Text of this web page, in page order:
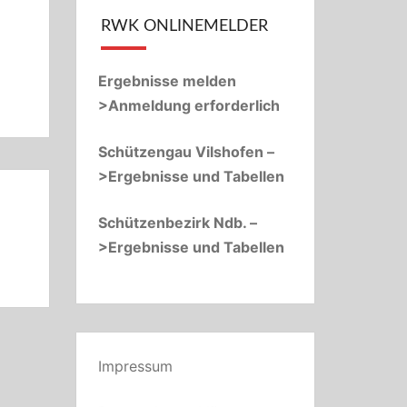
RWK ONLINEMELDER
Ergebnisse melden
>Anmeldung erforderlich
Schützengau Vilshofen –
>Ergebnisse und Tabellen
Schützenbezirk Ndb. –
>Ergebnisse und Tabellen
Impressum